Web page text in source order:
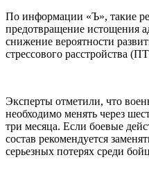
По информации «Ъ», такие
предотвращение истощения
снижение вероятности
стрессового расстройства
Эксперты отметили, что
необходимо менять через
три месяца. Если боевые
состав рекомендуется
серьезных потерях среди